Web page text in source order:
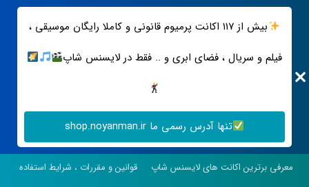
بیش از ۱۱۷ اکانت پرمیوم قانونی و کاملا رایگان موسیقی ،
فیلم و سریال ، فضای ابری و .. فقط در لایسنس شاپ
تنها آدرس رسمی ما shop.noyanman.ir
معرفی برترین اکانت های لایسنس شاپ
قوانین و مقررات ، شرایط استفاده